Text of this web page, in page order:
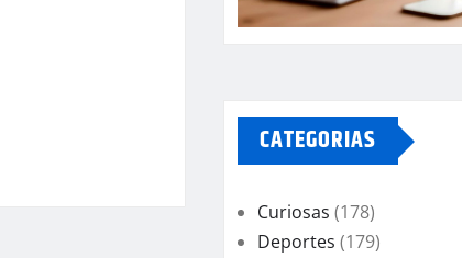
CATEGORIAS
Curiosas (178)
Deportes (179)